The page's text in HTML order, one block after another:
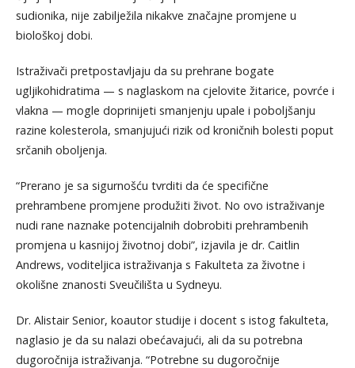
sudionika, nije zabilježila nikakve značajne promjene u
biološkoj dobi.
Istraživači pretpostavljaju da su prehrane bogate
ugljikohidratima — s naglaskom na cjelovite žitarice, povrće i
vlakna — mogle doprinijeti smanjenju upale i poboljšanju
razine kolesterola, smanjujući rizik od kroničnih bolesti poput
srčanih oboljenja.
“Prerano je sa sigurnošću tvrditi da će specifične
prehrambene promjene produžiti život. No ovo istraživanje
nudi rane naznake potencijalnih dobrobiti prehrambenih
promjena u kasnijoj životnoj dobi”, izjavila je dr. Caitlin
Andrews, voditeljica istraživanja s Fakulteta za životne i
okolišne znanosti Sveučilišta u Sydneyu.
Dr. Alistair Senior, koautor studije i docent s istog fakulteta,
naglasio je da su nalazi obećavajući, ali da su potrebna
dugoročnija istraživanja. “Potrebne su dugoročnije